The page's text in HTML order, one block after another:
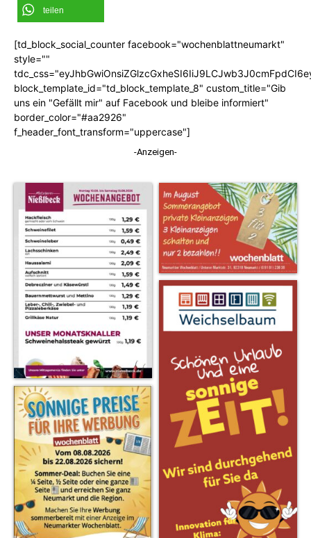
teilen
[td_block_social_counter facebook="wochenblattneumarkt"
style=""
block_template_id="td_block_template_8" custom_title="Gib
uns ein "Gefällt mir" auf Facebook und bleibe informiert"
border_color="#aa2926"
f_header_font_transform="uppercase"]
-Anzeigen-